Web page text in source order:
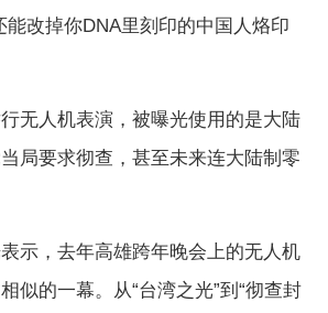
能改掉你DNA里刻印的中国人烙印
人机表演，被曝光使用的是大陆
局要求彻查，甚至未来连大陆制零
，去年高雄跨年晚会上的无人机
似的一幕。从“台湾之光”到“彻查封